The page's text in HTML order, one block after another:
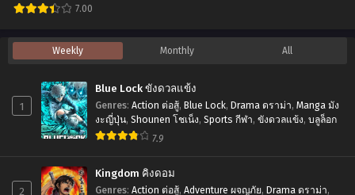
Final
Season
Part
ผ่า
พิภพ
(ภาค4)
มูฟ
วี่
แห่ง
แสง
7.00
อ
นิ
Kanojo
Okarishimasu
Season
สะ
Weekly Monthly All
1
Blue Lock ขังดวลแข้ง
Genres: Action ต่อสู้, Blue Lock, Drama ดราม่า, Manga มัง
งะญี่ปุ่น, Shounen โชเน็ง, Sports กีฬา, ขังดวลแข้ง, บลูล็อก
7.9
2
Kingdom คิงดอม
Genres: Action ต่อสู้, Adventure ผจญภัย, Drama ดราม่า,